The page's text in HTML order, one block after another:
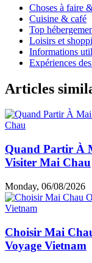
Choses à faire
Cuisine & café
Top
Loisirs et
Informations
Expériences
Articles
Quand Partir À
Visiter Mai Chau
Monday, 06/08/2026
Choisir Mai
Voyage Vietnam